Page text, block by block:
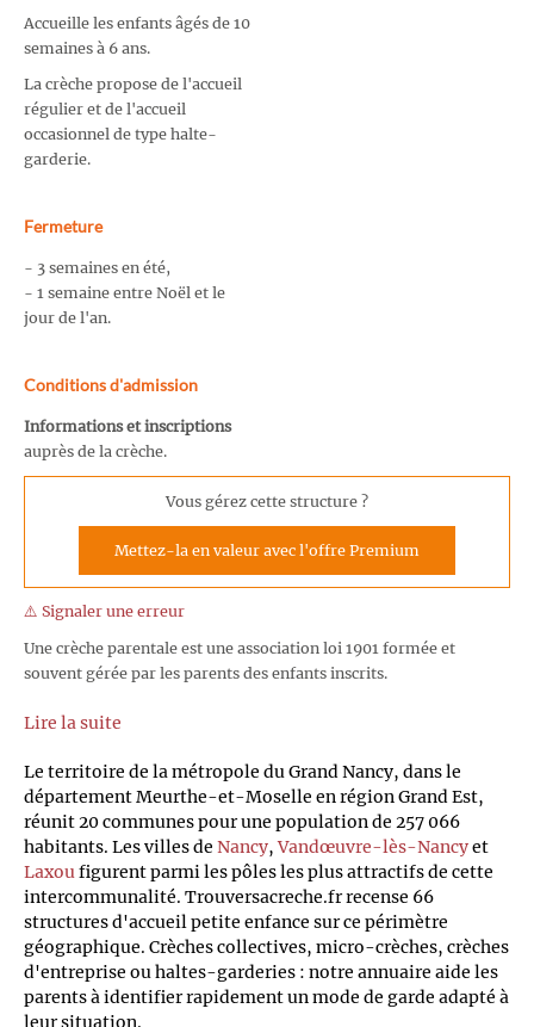
Accueille les enfants âgés de 10
semaines à 6 ans.
La crèche propose de l'accueil
régulier et de l'accueil
occasionnel de type halte-
garderie.
Fermeture
- 3 semaines en été,
- 1 semaine entre Noël et le
jour de l'an.
Conditions d'admission
Informations et inscriptions
auprès de la crèche.
Vous gérez cette structure ?
Mettez-la en valeur avec l'offre Premium
⚠️ Signaler une erreur
Une crèche parentale est une association loi 1901 formée et
souvent gérée par les parents des enfants inscrits.
Lire la suite
Le territoire de la métropole du Grand Nancy, dans le
département Meurthe-et-Moselle en région Grand Est,
réunit 20 communes pour une population de 257 066
habitants. Les villes de Nancy,Vandœuvre-lès-Nancyet
Laxoufigurent parmi les pôles les plus attractifs de cette
intercommunalité. Trouversacreche.fr recense 66
structures d'accueil petite enfance sur ce périmètre
géographique. Crèches collectives, micro-crèches, crèches
d'entreprise ou haltes-garderies : notre annuaire aide les
parents à identifier rapidement un mode de garde adapté à
leur situation.